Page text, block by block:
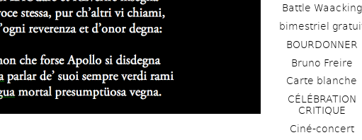
Battle Waacking
bimestriel
BOURDONNER
Bruno Freire
Carte blanche
CÉLÉBRATION
CRITIQUE
Ciné-concert